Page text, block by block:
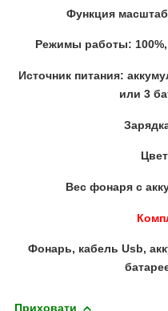
Функция
Режимы работы: 100%,
Источник питания:
или 3
Вес фонаря с
Фонарь, кабель Usb,
Приховати